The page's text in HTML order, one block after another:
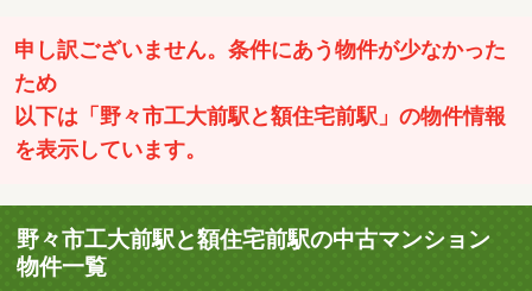
申し訳ございません。条件にあう物件が少なかった
ため
以下は「野々市工大前駅と額住宅前駅」の物件情報
を表示しています。
野々市工大前駅と額住宅前駅の中古マンション
物件一覧